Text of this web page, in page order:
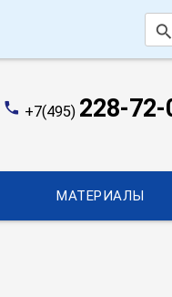
phone +7(495) 228-72-
МАТЕРИАЛЫ